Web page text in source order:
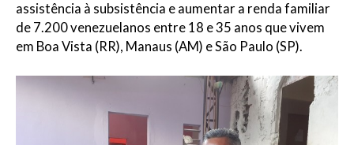
assistência à subsistência e aumentar a renda familiar
de 7.200 venezuelanos entre 18 e 35 anos que vivem
em Boa Vista (RR), Manaus (AM) e São Paulo (SP).